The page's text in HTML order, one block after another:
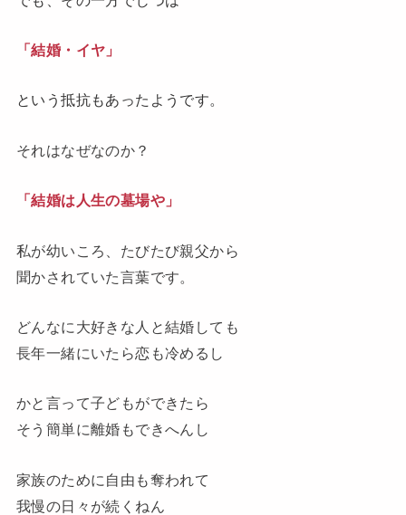
「結婚・イヤ」
という抵抗もあったようです。
それはなぜなのか？
「結婚は人生の墓場や」
私が幼いころ、たびたび親父から
聞かされていた言葉です。
どんなに大好きな人と結婚しても
長年一緒にいたら恋も冷めるし
かと言って子どもができたら
そう簡単に離婚もできへんし
家族のために自由も奪われて
我慢の日々が続くねん